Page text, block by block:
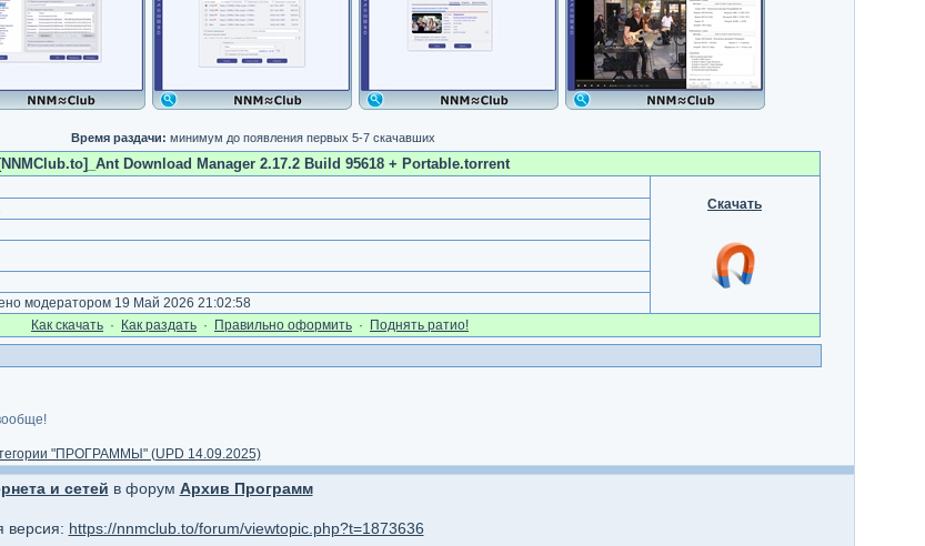
Время раздачи: минимум до появления первых 5-7 скачавших
[NNMClub.to]_Ant Download Manager 2.17.2 Build 95618 + Portable.torrent
Скачать
модератором 19 Май 2026 21:02:58
Как cкачать · Как раздать · Правильно оформить · Поднять ратио!
"ПРОГРАММЫ" (UPD 14.09.2025)
и сетей в форум Архив Программ
версия: https://nnmclub.to/forum/viewtopic.php?t=1873636